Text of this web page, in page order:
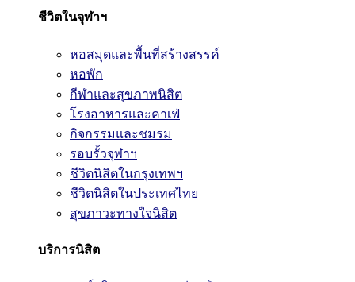
ชีวิตในจุฬาฯ
หอสมุดและพื้นที่สร้างสรรค์
หอพัก
กีฬาและสุขภาพนิสิต
โรงอาหารและคาเฟ่
กิจกรรมและชมรม
รอบรั้วจุฬาฯ
ชีวิตนิสิตในกรุงเทพฯ
ชีวิตนิสิตในประเทศไทย
สุขภาวะทางใจนิสิต
บริการนิสิต